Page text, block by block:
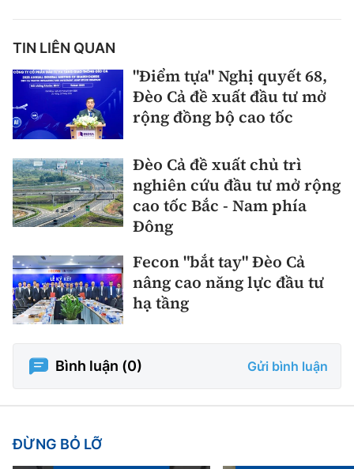
TIN LIÊN QUAN
"Điểm tựa" Nghị quyết 68,
Đèo Cả đề xuất đầu tư mở
rộng đồng bộ cao tốc
Đèo Cả đề xuất chủ trì
nghiên cứu đầu tư mở rộng
cao tốc Bắc - Nam phía
Đông
Fecon "bắt tay" Đèo Cả
nâng cao năng lực đầu tư
hạ tầng
Bình luận (0) Gửi bình luận
ĐỪNG BỎ LỠ